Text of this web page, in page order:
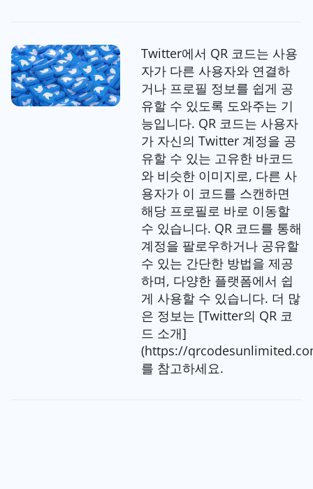
Twitter에서 QR 코드는 사용
자가 다른 사용자와 연결하
거나 프로필 정보를 쉽게 공
유할 수 있도록 도와주는 기
능입니다. QR 코드는 사용자
가 자신의 Twitter 계정을 공
유할 수 있는 고유한 바코드
와 비슷한 이미지로, 다른 사
용자가 이 코드를 스캔하면
해당 프로필로 바로 이동할
수 있습니다. QR 코드를 통해
계정을 팔로우하거나 공유할
수 있는 간단한 방법을 제공
하며, 다양한 플랫폼에서 쉽
게 사용할 수 있습니다. 더 많
은 정보는 [Twitter의 QR 코
드 소개]
(https://
를 참고하세요.